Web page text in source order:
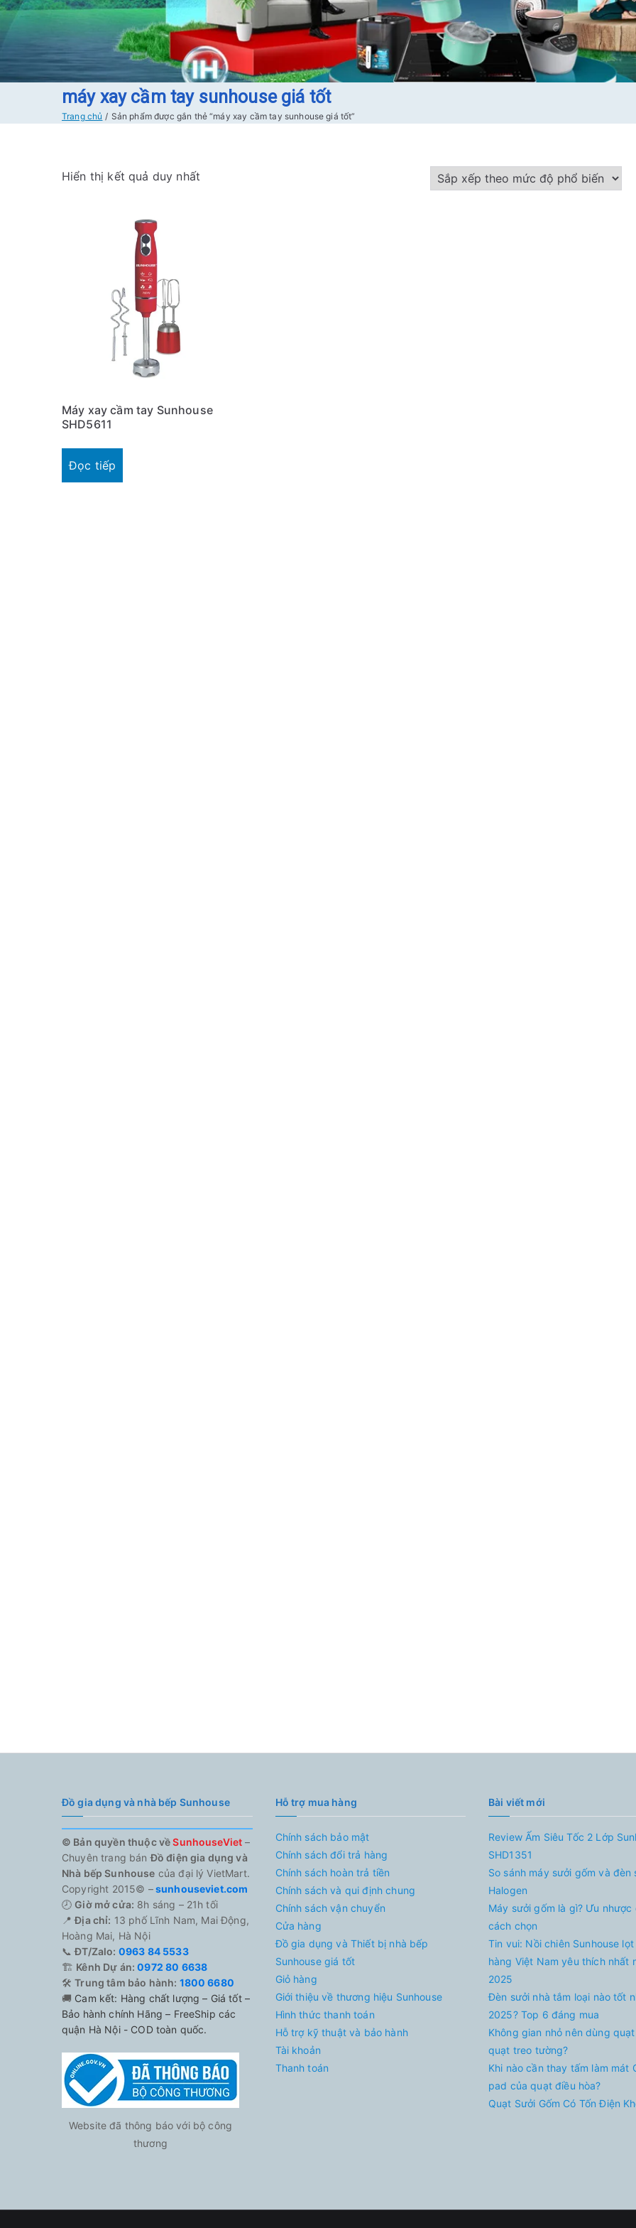
máy xay cầm tay sunhouse giá tốt
Trang chủ Sản phẩm được gắn thẻ “máy xay cầm tay sunhouse giá tốt”
Hiển thị kết quả duy nhất
Máy xay cầm tay Sunhouse
SHD5611
Đọc tiếp
Đồ gia dụng và nhà bếp Sunhouse
© Bản quyền thuộc vềSunhouseViet –
Chuyên trang bánĐồ điện gia dụng và
Nhà bếp Sunhouse của đại lý VietMart.
Copyright 2015© –sunhouseviet.com
🕗Giờ mở cửa: 8h sáng – 21h tối
📍Địa chỉ: 13 phố Lĩnh Nam, Mai Động,
Hoàng Mai, Hà Nội
📞ĐT/Zalo: 0963 84 5533
🏗️ Kênh Dự án: 0972 80 6638
🛠️Trung tâm bảo hành: 1800 6680
🚚 Cam kết: Hàng chất lượng – Giá tốt –
Bảo hành chính Hãng – FreeShip các
quận Hà Nội - COD toàn quốc.
Website đã thông báo với bộ công
thương
Hỗ trợ mua hàng
Chính sách bảo mật
Chính sách đổi trả hàng
Chính sách hoàn trả tiền
Chính sách và qui định chung
Chính sách vận chuyển
Cửa hàng
Đồ gia dụng và Thiết bị nhà bếp
Sunhouse giá tốt
Giỏ hàng
Giới thiệu về thương hiệu Sunhouse
Hình thức thanh toán
Hỗ trợ kỹ thuật và bảo hành
Tài khoản
Thanh toán
Bài viết mới
Review Ấm Siêu Tốc 2 Lớp
SHD1351
So sánh máy sưởi gốm và đèn
Halogen
Máy sưởi gốm là gì? Ưu nhược
cách chọn
Tin vui: Nồi chiên Sunhouse
hàng Việt Nam yêu thích nhất
2025
Đèn sưởi nhà tắm loại nào tốt
2025? Top 6 đáng mua
Không gian nhỏ nên dùng
quạt treo tường?
Khi nào cần thay tấm làm mát
pad của quạt điều hòa?
Quạt Sưởi Gốm Có Tốn Điện